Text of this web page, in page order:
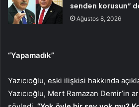
senden korusun”
Ağustos 8, 2026
“Yapamadık”
Yazıcıoğlu, eski ilişkisi hakkında
Yazıcıoğlu, Mert Ramazan Demir’in